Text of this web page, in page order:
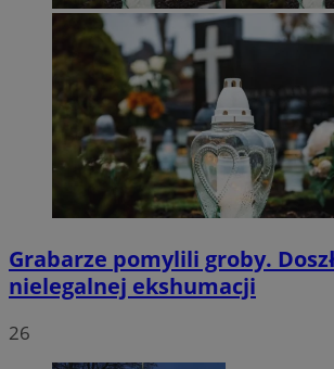
Grabarze pomylili groby.
nielegalnej ekshumacji
26